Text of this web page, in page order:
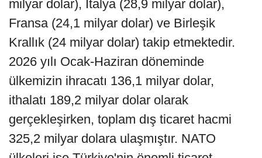
milyar dolar), İtalya (28,9 milyar dolar),
Fransa (24,1 milyar dolar) ve Birleşik
Krallık (24 milyar dolar) takip etmektedir.
2026 yılı Ocak-Haziran döneminde
ülkemizin ihracatı 136,1 milyar dolar,
ithalatı 189,2 milyar dolar olarak
gerçekleşirken, toplam dış ticaret hacmi
325,2 milyar dolara ulaşmıştır. NATO